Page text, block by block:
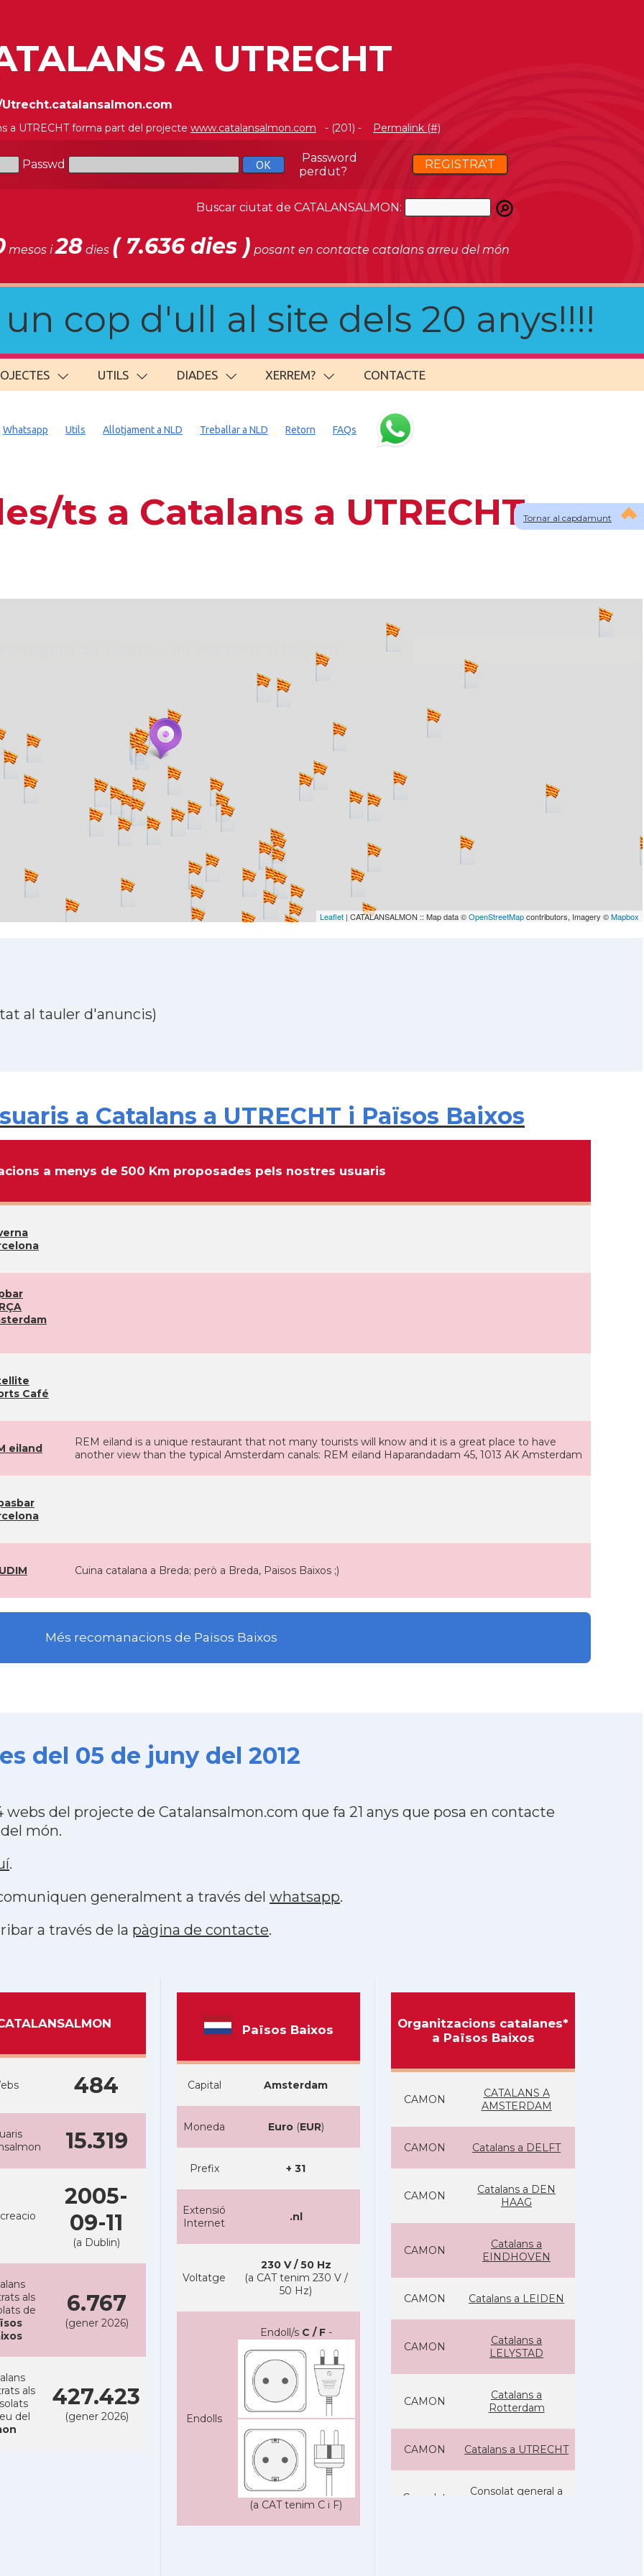
A UTRECHT
a UTRECHT forma part del projecte www.catalansalmon.com - (201) - Permalink (#)
Passwd
Password
perdut?
REGISTRA'T
Buscar ciutat de CATALANSALMON:
mesos i28 dies ( 7.636 dies ) posant en contacte catalans arreu del món
cop d'ull al site dels 20 anys!!!!
UTILS DIADES XERREM? CONTACTE
Tornar al capdamunt
Whatsapp Utils Allotjament a NLD Treballar a NLD Retorn FAQs
ts a Catalans a UTRECHT
484 webs... un moment si us plau
Leaflet | CATALANSALMON :: Map data ©OpenStreetMapcontributors, Imagery ©Mapbox
al tauler d'anuncis)
a Catalans a UTRECHT i Països Baixos
a menys de 500 Km proposades pels nostres usuaris
Café
eiland
REM eiland is a unique restaurant that not many tourists will know and it is a great place to have
another view than the typical Amsterdam canals: REM eiland Haparandadam 45, 1013 AK Amsterdam
Cuina catalana a Breda; però a Breda, Paisos Baixos ;)
Més recomanacions de Països Baixos
del 05 de juny del 2012
webs del projecte de Catalansalmon.com que fa 21 anys que posa en contacte
món.
.
generalment a través del whatsapp.
a través de la pàgina de contacte.
484
15.319
2005-
09-11
(a Dublin)
als
de
6.767
(gener 2026)
als
del
427.423
(gener 2026)
Països Baixos
Capital Amsterdam
Moneda Euro(EUR)
Prefix + 31
Extensió
Internet
.nl
Voltatge
230 V / 50 Hz
(a CAT tenim 230 V /
50 Hz)
Endolls
Endoll/s C / F-
(a CAT tenim C i F)
Organitzacions catalanes*
a Països Baixos
CAMON
CATALANS A
AMSTERDAM
CAMON Catalans a DELFT
CAMON
Catalans a DEN
HAAG
CAMON
Catalans a
EINDHOVEN
CAMON Catalans a LEIDEN
CAMON
Catalans a
LELYSTAD
CAMON
Catalans a
Rotterdam
CAMON Catalans a UTRECHT
Consolat
Consolat general a